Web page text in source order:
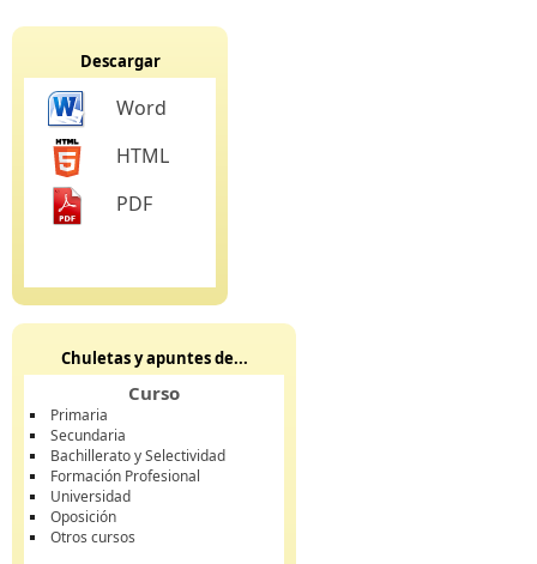
Descargar
Word
HTML
PDF
Chuletas y apuntes de...
Curso
Primaria
Secundaria
Bachillerato y Selectividad
Formación Profesional
Universidad
Oposición
Otros cursos